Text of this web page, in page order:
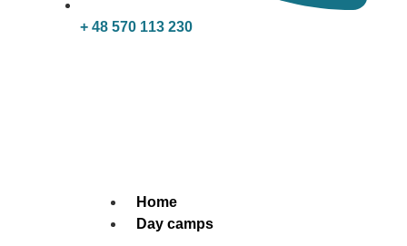
+ 48 570 113 230
Home
Day camps